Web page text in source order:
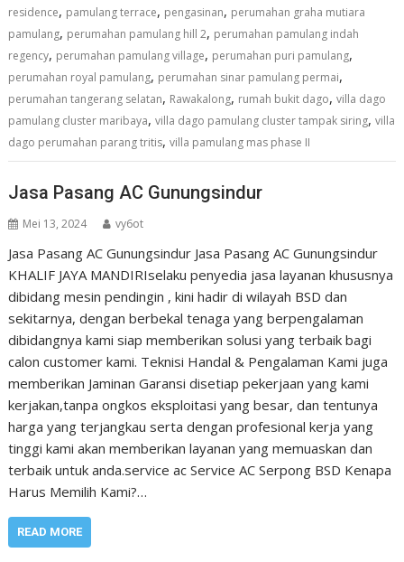
residence, pamulang terrace, pengasinan, perumahan graha mutiara
pamulang, perumahan pamulang hill 2, perumahan pamulang indah
regency, perumahan pamulang village, perumahan puri pamulang,
perumahan royal pamulang, perumahan sinar pamulang permai,
perumahan tangerang selatan, Rawakalong, rumah bukit dago,villa dago
pamulang cluster maribaya,villa dago pamulang cluster tampak siring,villa
dago perumahan parang tritis,villa pamulang mas phase II
Jasa Pasang AC Gunungsindur
Mei 13, 2024 vy6ot
Jasa Pasang AC Gunungsindur Jasa Pasang AC Gunungsindur
KHALIF JAYA MANDIRIselaku penyedia jasa layanan khususnya
dibidang mesin pendingin , kini hadir di wilayah BSD dan
sekitarnya, dengan berbekal tenaga yang berpengalaman
dibidangnya kami siap memberikan solusi yang terbaik bagi
calon customer kami. Teknisi Handal & Pengalaman Kami juga
memberikan Jaminan Garansi disetiap pekerjaan yang kami
kerjakan,tanpa ongkos eksploitasi yang besar, dan tentunya
harga yang terjangkau serta dengan profesional kerja yang
tinggi kami akan memberikan layanan yang memuaskan dan
terbaik untuk anda.service ac Service AC Serpong BSD Kenapa
Harus Memilih Kami?…
READ MORE